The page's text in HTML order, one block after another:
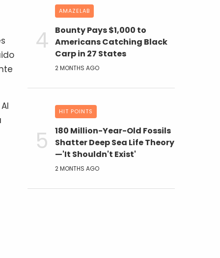
AMAZELAB
Bounty Pays $1,000 to
Americans Catching Black
Carp in 27 States
2 MONTHS AGO
HIT POINTS
180 Million-Year-Old Fossils
Shatter Deep Sea Life Theory
—'It Shouldn't Exist'
2 MONTHS AGO